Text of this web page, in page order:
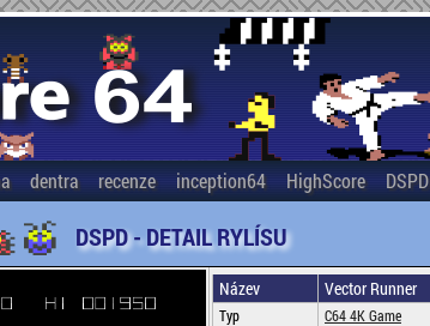
dentra recenze inception64 HighScore DSPD
DSPD - DETAIL RYLÍSU
Název Vector Runner
Typ
C64 4K Game